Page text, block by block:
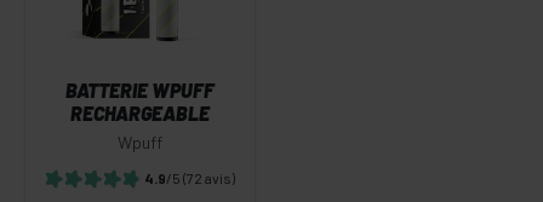
BATTERIE WPUFF
RECHARGEABLE
Wpuff
4.9/5 (72 avis)